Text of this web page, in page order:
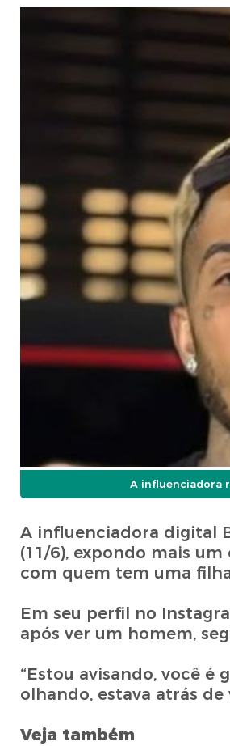
A influenciadora
A influenciadora digital
(11/6), expondo mais
com quem tem uma
Em seu perfil no
após ver um homem,
“Estou avisando, você é
olhando, estava atrás de
Veja também